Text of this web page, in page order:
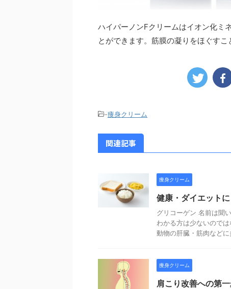
ハイパーノンFクリームはイオン化ミ
とができます。筋膜の凝りをほぐすこ
-痩身クリーム
関連記事
痩身クリーム
健康・ダイエット
グリコーゲン 名前は聞
わかる方は少ないので
動物の肝臓・筋肉など
痩身クリーム
肩こり改善への第